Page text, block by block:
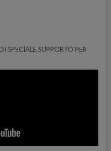
SPECIALE SUPPORTO PER